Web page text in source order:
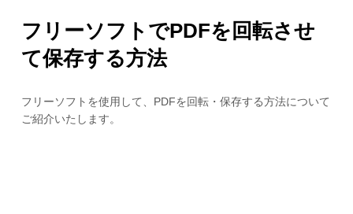
フリーソフトでPDFを回転させ
て保存する方法
フリーソフトを使用して、PDFを回転・保存する方法について
ご紹介いたします。